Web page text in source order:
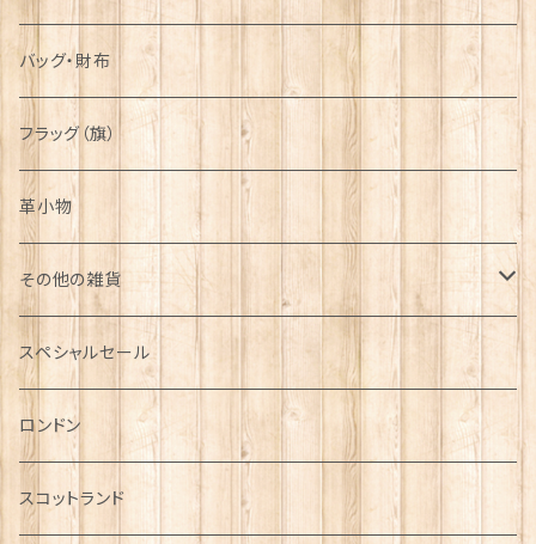
バッグ・財布
フラッグ（旗）
革小物
その他の雑貨
ミニカー
チャーム
犬グッズ
スペシャルセール
ロンドン
スコットランド